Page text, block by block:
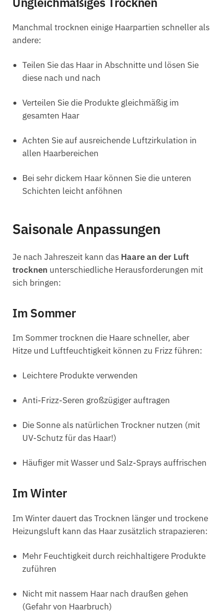
Manchmal trocknen einige Haarpartien schneller als
andere:
Teilen Sie das Haar in Abschnitte und lösen Sie
diese nach und nach
Verteilen Sie die Produkte gleichmäßig im
gesamten Haar
Achten Sie auf ausreichende Luftzirkulation in
allen Haarbereichen
Bei sehr dickem Haar können Sie die unteren
Schichten leicht anföhnen
Saisonale Anpassungen
Je nach Jahreszeit kann das Haare an der Luft
trocknen unterschiedliche Herausforderungen mit
sich bringen:
Im Sommer
Im Sommer trocknen die Haare schneller, aber
Hitze und Luftfeuchtigkeit können zu Frizz führen:
Leichtere Produkte verwenden
Anti-Frizz-Seren großzügiger auftragen
Die Sonne als natürlichen Trockner nutzen (mit
UV-Schutz für das Haar!)
Häufiger mit Wasser und Salz-Sprays auffrischen
Im Winter
Im Winter dauert das Trocknen länger und trockene
Heizungsluft kann das Haar zusätzlich strapazieren:
Mehr Feuchtigkeit durch reichhaltigere Produkte
zuführen
Nicht mit nassem Haar nach draußen gehen
(Gefahr von Haarbruch)